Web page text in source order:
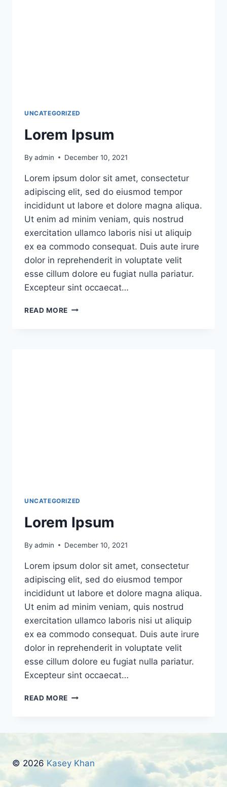
UNCATEGORIZED
Lorem Ipsum
By admin December 10, 2021
Lorem ipsum dolor sit amet, consectetur
adipiscing elit, sed do eiusmod tempor
incididunt ut labore et dolore magna aliqua.
Ut enim ad minim veniam, quis nostrud
exercitation ullamco laboris nisi ut aliquip
ex ea commodo consequat. Duis aute irure
dolor in reprehenderit in voluptate velit
esse cillum dolore eu fugiat nulla pariatur.
Excepteur sint occaecat…
READ MORE LOREM
UNCATEGORIZED
Lorem Ipsum
By admin December 10, 2021
Lorem ipsum dolor sit amet, consectetur
adipiscing elit, sed do eiusmod tempor
incididunt ut labore et dolore magna aliqua.
Ut enim ad minim veniam, quis nostrud
exercitation ullamco laboris nisi ut aliquip
ex ea commodo consequat. Duis aute irure
dolor in reprehenderit in voluptate velit
esse cillum dolore eu fugiat nulla pariatur.
Excepteur sint occaecat…
READ MORE LOREM
© 2026 Kasey Khan